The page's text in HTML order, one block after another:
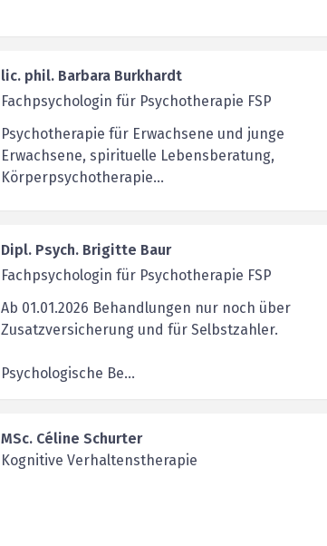
lic. phil. Barbara Burkhardt
Fachpsychologin für ­Psychotherapie FSP
Psychotherapie für Erwachsene und junge
Erwachsene, spirituelle Lebensberatung,
Körperpsychotherapie...
Dipl. Psych. Brigitte Baur
Fachpsychologin für Psychotherapie FSP
Ab 01.01.2026 Behandlungen nur noch über
Zusatzversicherung und für Selbstzahler.
Psychologische Be...
MSc. Céline Schurter
Kognitive Verhaltenstherapie